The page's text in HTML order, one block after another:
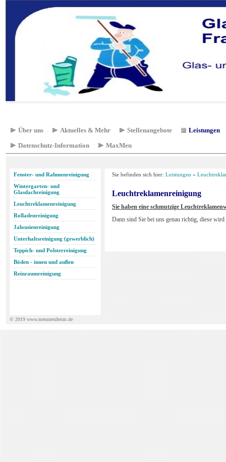
Über uns Aktuelles & Mehr Stellenangebote
Leistungen
Datenschutz-Information
MaxMeu
Fenster- und Rahmenreinigung
Wintergarten- und
Glasdachreinigung
Leuchtreklamenreinigung
Rolladenreinigung
Jalousienreinigung
Unterhaltsreinigung (gewerblich)
Teppich- und Polsterreinigung
Böden - innen und außen
Reinraumreinigung
Sie befinden sich hier: Leistungen »
Leuchtreklamenreinigung
Sie haben eine schmutzige
Dann sind Sie bei uns genau richtig, diese
© 2019 www.meumerzheim.de